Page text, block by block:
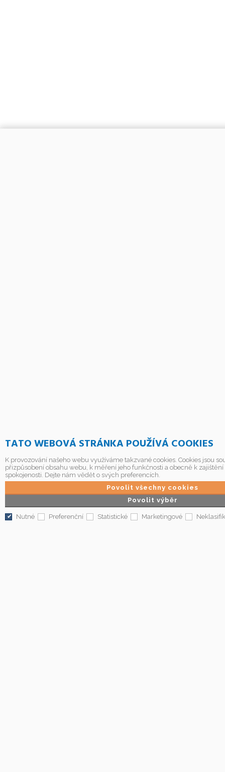
TATO WEBOVÁ STRÁNKA POUŽÍVÁ COOKIES
K provozování našeho webu využíváme takzvané cookies. Cookies jsou
přizpůsobení obsahu webu, k měření jeho funkčnosti a obecně k
spokojenosti. Dejte nám vědět o svých preferencích.
Povolit výběr
Povolit všechny cookies
Nutné Preferenční Statistické Marketingové